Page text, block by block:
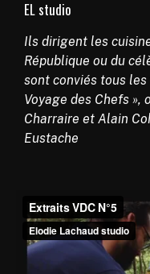
EL studio
Ils dirigent les
République ou du
sont conviés tous
Voyage des Chefs »,
Charraire et Alain
Eustache